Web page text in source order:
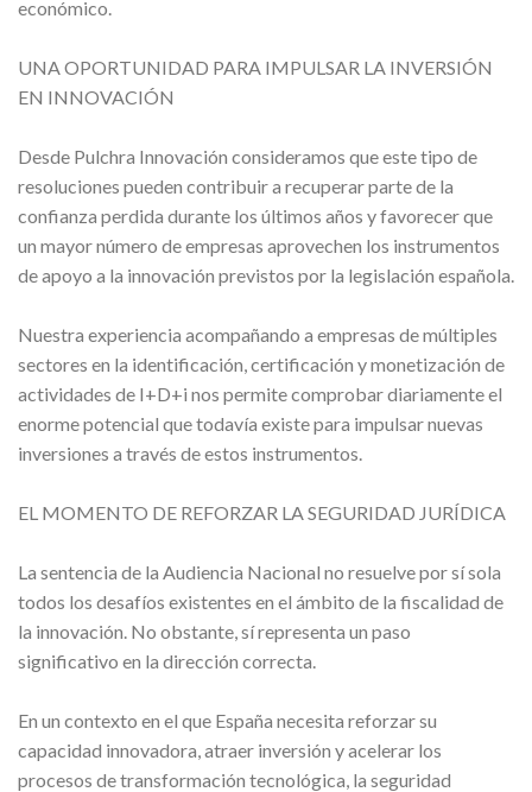
económico.
UNA OPORTUNIDAD PARA IMPULSAR LA INVERSIÓN
EN INNOVACIÓN
Desde Pulchra Innovación consideramos que este tipo de
resoluciones pueden contribuir a recuperar parte de la
confianza perdida durante los últimos años y favorecer que
un mayor número de empresas aprovechen los instrumentos
de apoyo a la innovación previstos por la legislación española.
Nuestra experiencia acompañando a empresas de múltiples
sectores en la identificación, certificación y monetización de
actividades de I+D+i nos permite comprobar diariamente el
enorme potencial que todavía existe para impulsar nuevas
inversiones a través de estos instrumentos.
EL MOMENTO DE REFORZAR LA SEGURIDAD JURÍDICA
La sentencia de la Audiencia Nacional no resuelve por sí sola
todos los desafíos existentes en el ámbito de la fiscalidad de
la innovación. No obstante, sí representa un paso
significativo en la dirección correcta.
En un contexto en el que España necesita reforzar su
capacidad innovadora, atraer inversión y acelerar los
procesos de transformación tecnológica, la seguridad